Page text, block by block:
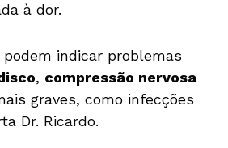
à dor.
indicar problemas
, compressão nervosa
graves, como infecções
Dr. Ricardo.